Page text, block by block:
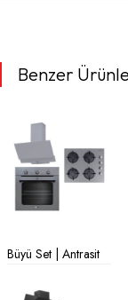
Benzer
Büyü Set | Antrasit